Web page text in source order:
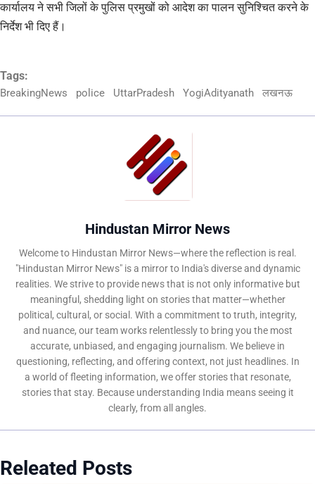
कार्यालय ने सभी जिलों के पुलिस प्रमुखों को आदेश का पालन सुनिश्चित करने के
निर्देश भी दिए हैं।
Tags:
BreakingNews police UttarPradesh YogiAdityanath लखनऊ
Hindustan Mirror News
Welcome to Hindustan Mirror News—where the reflection is real.
"Hindustan Mirror News" is a mirror to India's diverse and dynamic
realities. We strive to provide news that is not only informative but
meaningful, shedding light on stories that matter—whether
political, cultural, or social. With a commitment to truth, integrity,
and nuance, our team works relentlessly to bring you the most
accurate, unbiased, and engaging journalism. We believe in
questioning, reflecting, and offering context, not just headlines. In
a world of fleeting information, we offer stories that resonate,
stories that stay. Because understanding India means seeing it
clearly, from all angles.
Releated Posts